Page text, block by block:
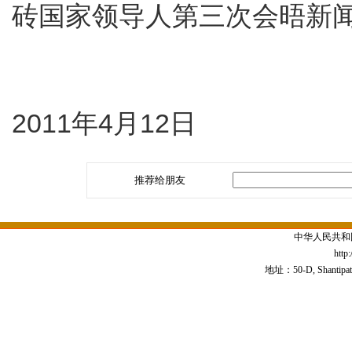
砖国家领导人第三次会晤新
2011年4月12日
推荐给朋友
中华人民共
地址：50-D,